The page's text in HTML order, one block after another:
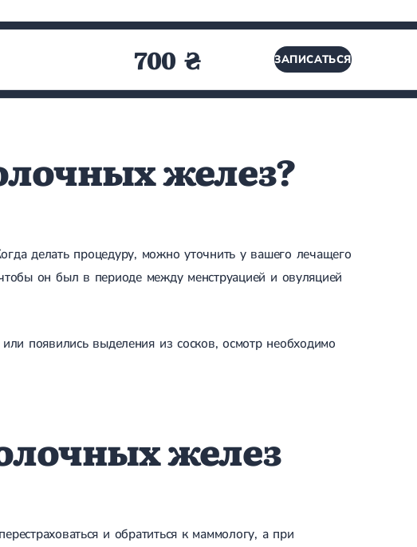
700 ₴ ЗАПИСАТЬСЯ
желез?
делать процедуру, можно уточнить у вашего лечащего
он был в периоде между менструацией и овуляцией
появились выделения из сосков, осмотр необходимо
желез
и обратиться к маммологу, а при